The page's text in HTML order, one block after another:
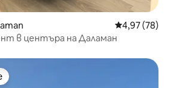
Средна
4,97 (78)
в центъра на Даламан